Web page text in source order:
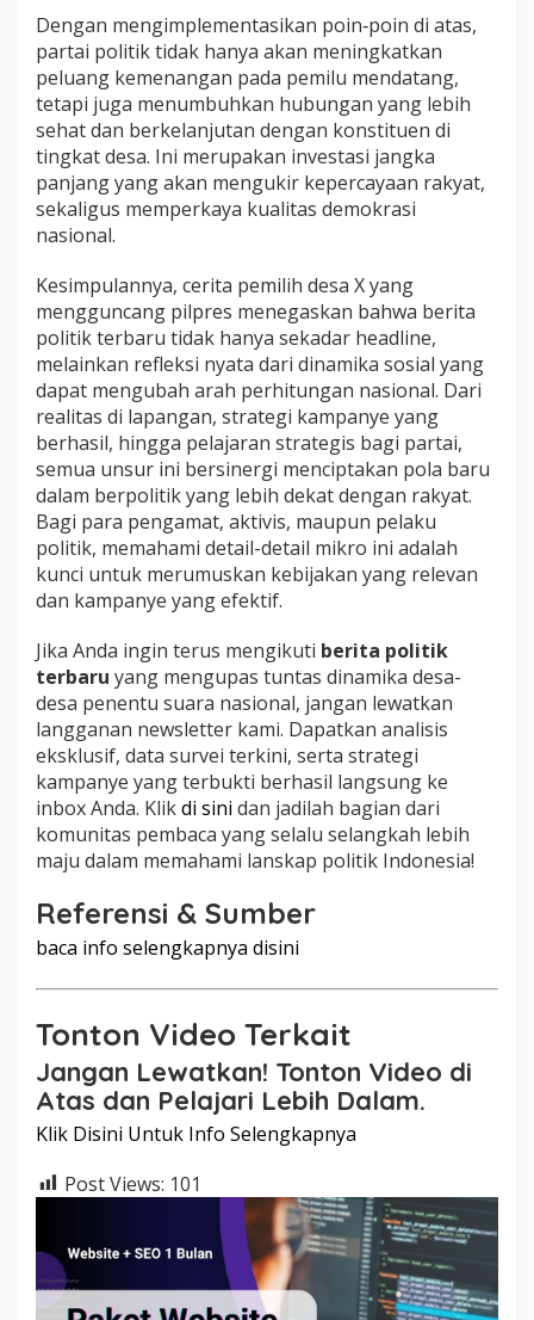
Dengan mengimplementasikan poin‑poin di atas,
partai politik tidak hanya akan meningkatkan
peluang kemenangan pada pemilu mendatang,
tetapi juga menumbuhkan hubungan yang lebih
sehat dan berkelanjutan dengan konstituen di
tingkat desa. Ini merupakan investasi jangka
panjang yang akan mengukir kepercayaan rakyat,
sekaligus memperkaya kualitas demokrasi
nasional.
Kesimpulannya, cerita pemilih desa X yang
mengguncang pilpres menegaskan bahwa berita
politik terbaru tidak hanya sekadar headline,
melainkan refleksi nyata dari dinamika sosial yang
dapat mengubah arah perhitungan nasional. Dari
realitas di lapangan, strategi kampanye yang
berhasil, hingga pelajaran strategis bagi partai,
semua unsur ini bersinergi menciptakan pola baru
dalam berpolitik yang lebih dekat dengan rakyat.
Bagi para pengamat, aktivis, maupun pelaku
politik, memahami detail-detail mikro ini adalah
kunci untuk merumuskan kebijakan yang relevan
dan kampanye yang efektif.
Jika Anda ingin terus mengikuti berita politik
terbaru yang mengupas tuntas dinamika desa-
desa penentu suara nasional, jangan lewatkan
langganan newsletter kami. Dapatkan analisis
eksklusif, data survei terkini, serta strategi
kampanye yang terbukti berhasil langsung ke
inbox Anda. Klikdi sini dan jadilah bagian dari
komunitas pembaca yang selalu selangkah lebih
maju dalam memahami lanskap politik Indonesia!
Referensi & Sumber
baca info selengkapnya disini
Tonton Video Terkait
Jangan Lewatkan! Tonton Video di
Atas dan Pelajari Lebih Dalam.
Klik Disini Untuk Info Selengkapnya
Post Views: 101